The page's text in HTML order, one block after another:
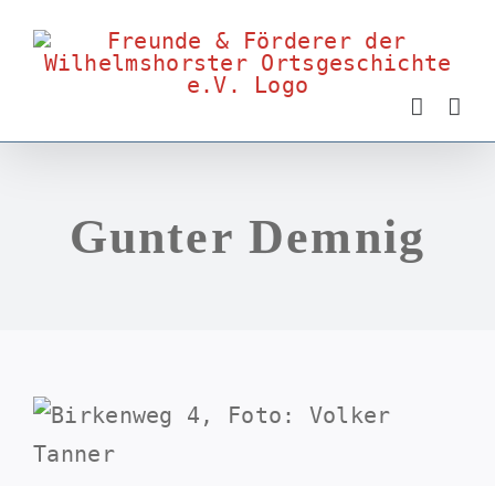
Inhalt
Gunter Demnig